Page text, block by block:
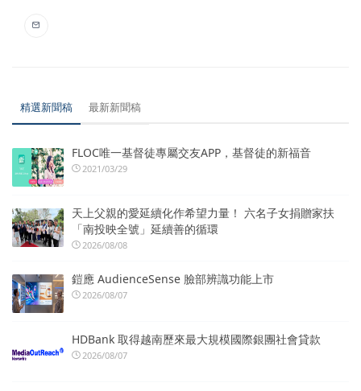
精選新聞稿 最新新聞稿
FLOC唯一基督徒專屬交友APP，基督徒的新福音
2021/03/29
天上父親的愛延續化作希望力量！ 六名子女捐贈家扶
「南投映全號」延續善的循環
2026/08/08
鎧應 AudienceSense 臉部辨識功能上市
2026/08/07
HDBank 取得越南歷來最大規模國際銀團社會貸款
2026/08/07